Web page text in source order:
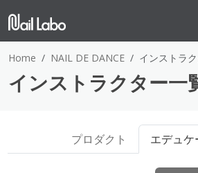
Home NAIL DE DANCE インストラ
インストラクター一
プロダクト エデュケ